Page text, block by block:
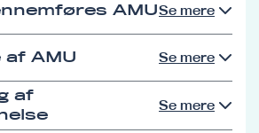
AMUSe mere
af AMU Se mere
af
Se mere